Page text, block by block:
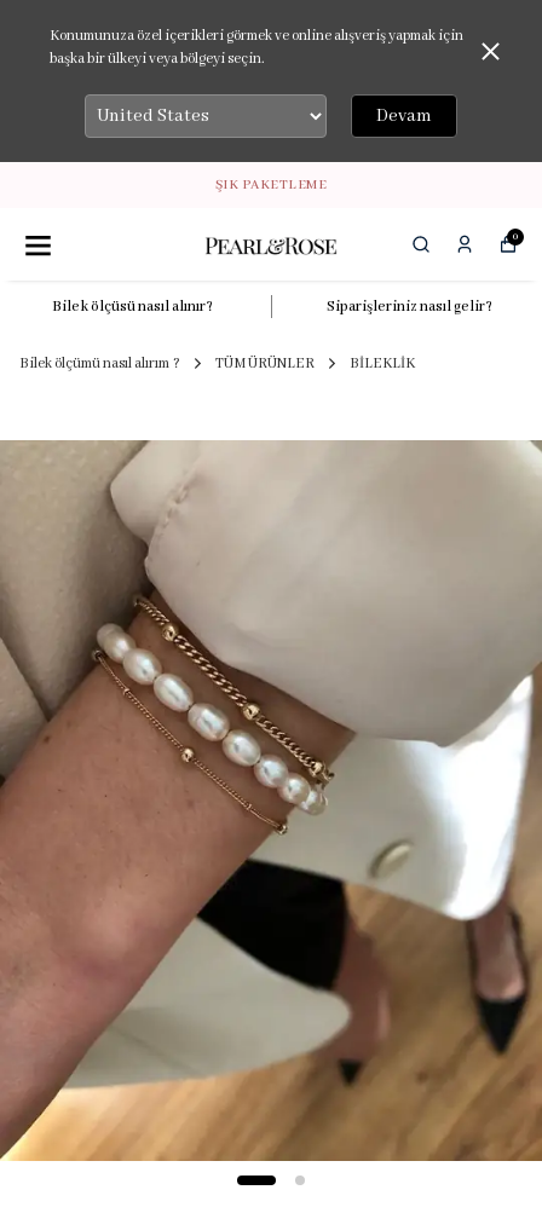
Konumunuza özel içerikleri görmek ve online alışveriş yapmak için
başka bir ülkeyi veya bölgeyi seçin.
Devam
ŞIK PAKETLEME
0
Bilek ölçüsü nasıl alınır? Siparişleriniz nasıl gelir?
Bilek ölçümü nasıl alırım ? TÜM ÜRÜNLER BİLEKLİK